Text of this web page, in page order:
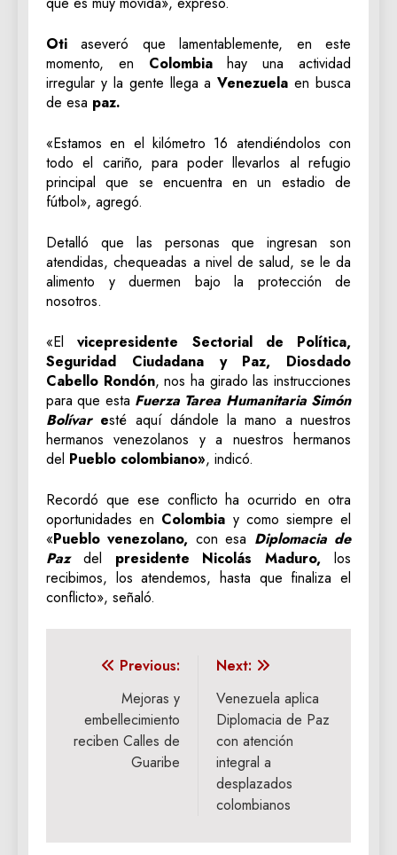
Oti aseveró que lamentablemente, en este
momento, en Colombiahay una actividad
irregular y la gente llega aVenezuela en busca
de esa paz.
«Estamos en el kilómetro 16 atendiéndolos con
todo el cariño, para poder llevarlos al refugio
principal que se encuentra en un estadio de
fútbol», agregó.
Detalló que las personas que ingresan son
atendidas, chequeadas a nivel de salud, se le da
alimento y duermen bajo la protección de
nosotros.
«Elvicepresidente Sectorial de Política,
Seguridad Ciudadana y Paz, Diosdado
Cabello Rondón, nos ha girado las instrucciones
para que esta Fuerza Tarea Humanitaria Simón
Bolívar esté aquí dándole la mano a nuestros
hermanos venezolanos y a nuestros hermanos
del Pueblo colombiano», indicó.
Recordó que ese conflicto ha ocurrido en otra
oportunidades en Colombia y como siempre el
«Pueblo venezolano, con esa Diplomacia de
Paz del presidente Nicolás Maduro, los
recibimos, los atendemos, hasta que finaliza el
conflicto», señaló.
Navegación
entradas
Previous:
Mejoras y
embellecimiento
reciben Calles de
Guaribe
Next:
Venezuela aplica
Diplomacia de Paz
con atención
integral a
desplazados
colombianos